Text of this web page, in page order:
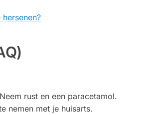
rust en een paracetamol.
nemen met je huisarts.